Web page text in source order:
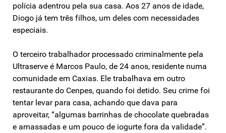
polícia adentrou pela sua casa. Aos 27 anos de idade,
Diogo já tem três filhos, um deles com necessidades
especiais.
O terceiro trabalhador processado criminalmente pela
Ultraserve é Marcos Paulo, de 24 anos, residente numa
comunidade em Caxias. Ele trabalhava em outro
restaurante do Cenpes, quando foi detido. Seu crime foi
tentar levar para casa, achando que dava para
aproveitar, “algumas barrinhas de chocolate quebradas
e amassadas e um pouco de iogurte fora da validade”.